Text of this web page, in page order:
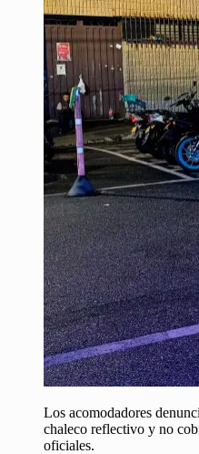
Los acomodadores
chaleco reflectivo y no
oficiales.